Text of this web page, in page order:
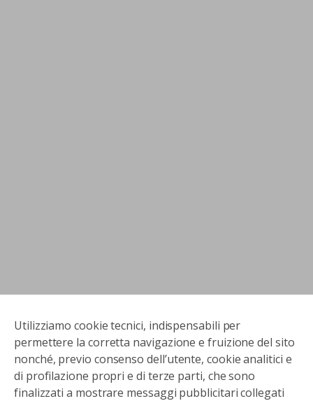
Utilizziamo cookie tecnici, indispensabili per
permettere la corretta navigazione e fruizione del sito
nonché, previo consenso dell’utente, cookie analitici e
di profilazione propri e di terze parti, che sono
finalizzati a mostrare messaggi pubblicitari collegati